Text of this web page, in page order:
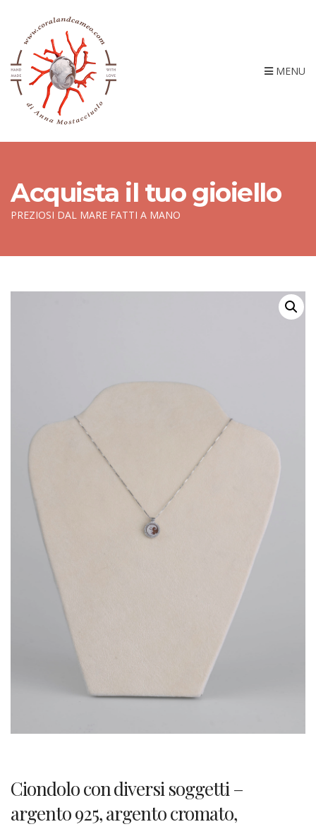
MENU
Acquista il tuo gioiello
PREZIOSI DAL MARE FATTI A MANO
Ciondolo con diversi soggetti –
argento 925, argento cromato,